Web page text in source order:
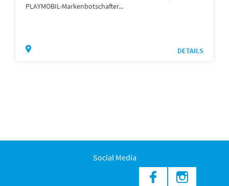
PLAYMOBIL-Markenbotschafter...
DETAILS
Social Media